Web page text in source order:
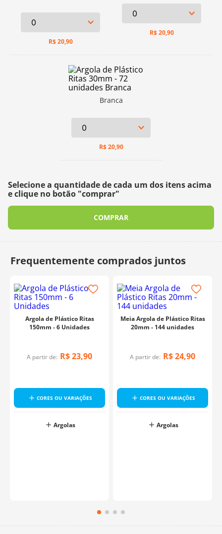
R$20,90
R$20,90
Branca
R$20,90
Selecione a quantidade de cada um dos itens acima
e clique no botão "comprar"
COMPRAR
Argola de Plástico Ritas
150mm - 6 Unidades
A partir de: R$23,90
CORES OU VARIAÇÕES
Argolas
Meia Argola de Plástico Ritas
20mm - 144 unidades
A partir de: R$24,90
CORES OU VARIAÇÕES
Argolas